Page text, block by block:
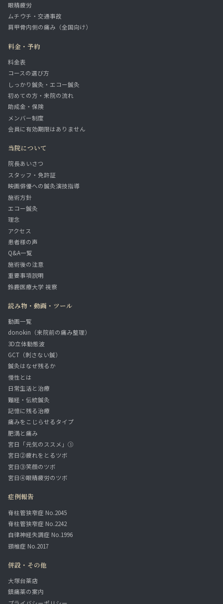
眼精疲労
ムチウチ・交通事故
肩甲骨内側の痛み（全国向け）
料金・予約
料金表
コースの選び方
しっかり鍼灸・エコー鍼灸
初めての方・来院の流れ
助成金・保険
メンバー制度
会員に有効期限はありません
当院について
院長あいさつ
スタッフ・免許証
映画俳優への鍼灸演技指導
施術方針
エコー鍼灸
理念
アクセス
患者様の声
Q&A一覧
施術後の注意
重要事項説明
鈴鹿医療大学 視察
読み物・動画・ツール
動画一覧
donokin（来院前の痛み整理）
3D立体動態波
GCT（刺さない鍼）
鍼灸はなぜ残るか
慢性とは
日常生活と治療
難経・伝統鍼灸
記憶に残る治療
痛みをこじらせるタイプ
肥満と痛み
宮日「元気のススメ」①
宮日②疲れをとるツボ
宮日③笑顔のツボ
宮日④眼精疲労のツボ
症例報告
脊柱管狭窄症 No.2045
脊柱管狭窄症 No.2242
自律神経失調症 No.1996
頸椎症 No.2017
併設・その他
大塚台薬店
鎮痛薬の案内